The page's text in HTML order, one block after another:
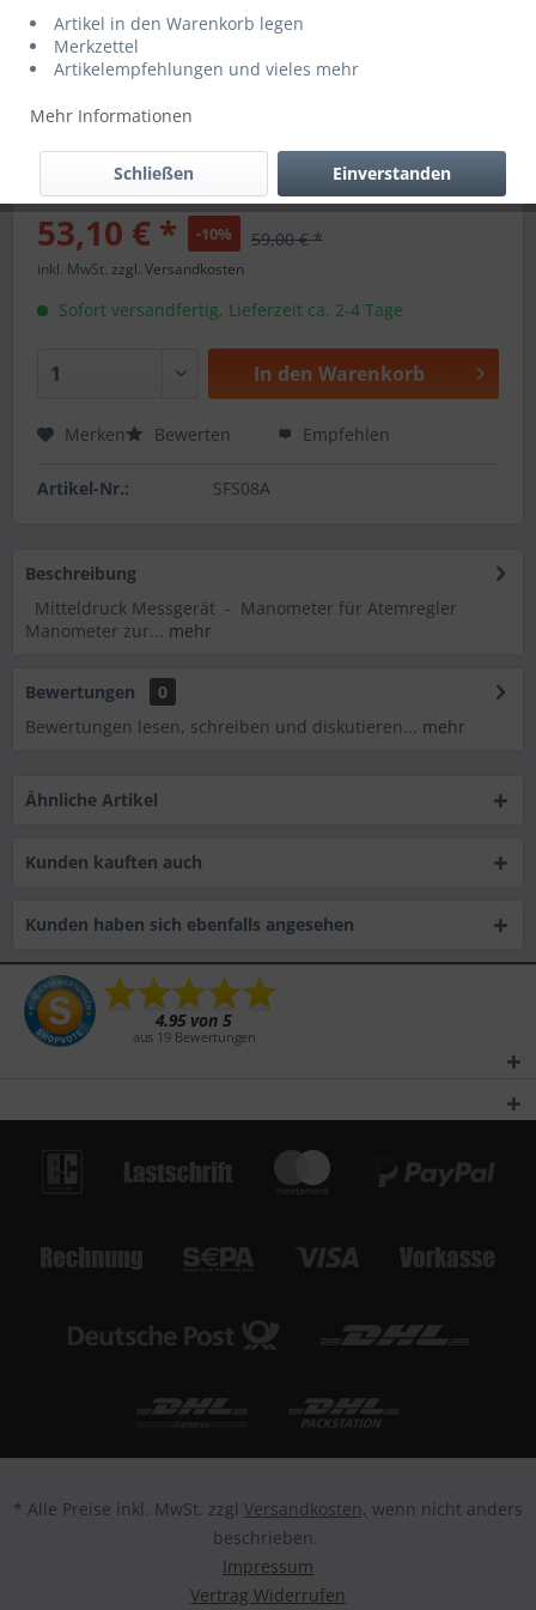
53,10 € * -10% 59,00 € *
inkl. MwSt. zzgl. Versandkosten
Sofort versandfertig, Lieferzeit ca. 2-4 Tage
In den Warenkorb
Merken Bewerten Empfehlen
Artikel-Nr.: SFS08A
Beschreibung
Mitteldruck Messgerät - Manometer für Atemregler
Manometer zur... mehr
Bewertungen
0
Bewertungen lesen, schreiben und diskutieren... mehr
Ähnliche Artikel
Kunden kauften auch
Kunden haben sich ebenfalls angesehen
* Alle Preise inkl. MwSt. zzgl Versandkosten, wenn nicht anders
beschrieben.
Impressum
Vertrag Widerrufen
Artikel in den Warenkorb legen
Merkzettel
Artikelempfehlungen und vieles mehr
Mehr Informationen
Einverstanden
Schließen